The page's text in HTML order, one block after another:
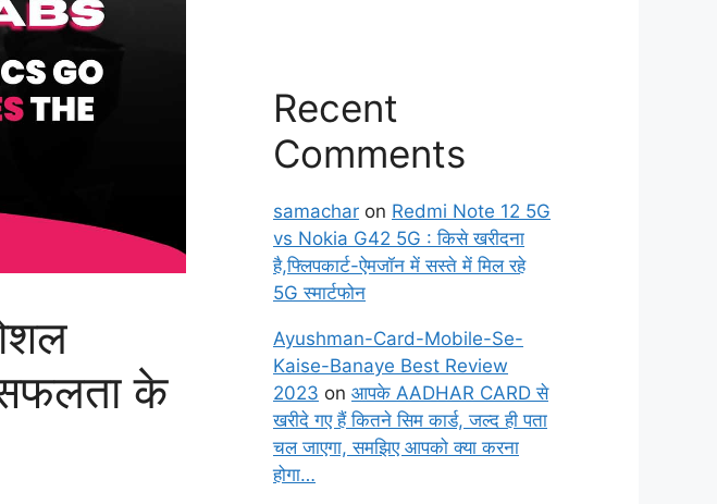
सफलता के
Recent
Comments
samachar on Redmi Note 12 5G
vs Nokia G42 5G : किसे खरीदना
है,फ्लिपकार्ट-ऐमजॉन में सस्ते में मिल रहे
5G स्मार्टफोन
Ayushman-Card-Mobile-Se-
Kaise-Banaye Best Review
2023 on आपके AADHAR CARD से
खरीदे गए हैं कितने सिम कार्ड, जल्द ही पता
चल जाएगा, समझिए आपको क्या करना
होगा…